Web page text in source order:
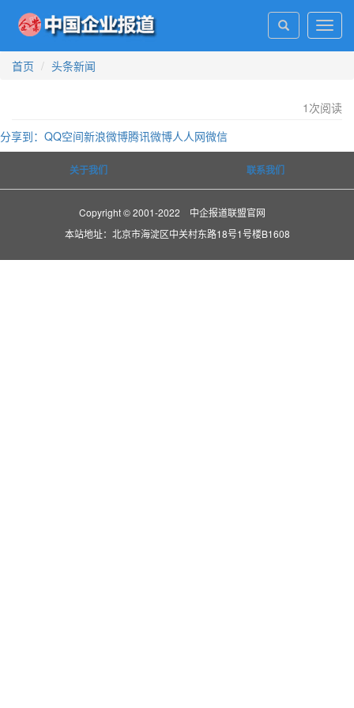
首页
头条新闻
1 次阅读
分享到： QQ空间新浪微博腾讯微博人人网微信
关于我们 联系我们
Copyright © 2001-2022 中企报道联盟官网
本站地址：北京市海淀区中关村东路18号1号楼B1608